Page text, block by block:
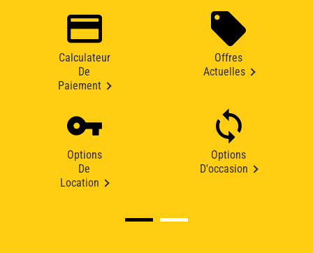
Calculateur
De
Paiement
Offres
Actuelles
Options
De
Location
Options
D'occasion